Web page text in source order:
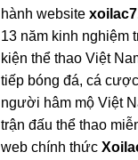
hành website
13 năm kinh nghiệm
kiện thể thao Việt
tiếp bóng đá, cá
người hâm mộ Việt
trận đấu thể thao
web chính thức